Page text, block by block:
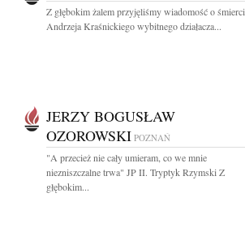
Z głębokim żalem przyjęliśmy wiadomość o śmierci
Andrzeja Kraśnickiego wybitnego działacza...
JERZY BOGUSŁAW
OZOROWSKI POZNAŃ
"A przecież nie cały umieram, co we mnie
niezniszczalne trwa" JP II. Tryptyk Rzymski Z
głębokim...